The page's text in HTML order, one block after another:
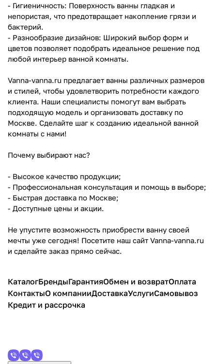
- Гигиеничность: Поверхность ванны гладкая и
непористая, что предотвращает накопление грязи и
бактерий.
- Разнообразие дизайнов: Широкий выбор форм и
цветов позволяет подобрать идеальное решение под
любой интерьер ванной комнаты.
Vanna-vanna.ru предлагает ванны различных размеров
и стилей, чтобы удовлетворить потребности каждого
клиента. Наши специалисты помогут вам выбрать
подходящую модель и организовать доставку по
Москве. Сделайте шаг к созданию идеальной ванной
комнаты с нами!
Почему выбирают нас?
- Высокое качество продукции;
- Профессиональная консультация и помощь в выборе;
- Быстрая доставка по Москве;
- Доступные цены и акции.
Не упустите возможность приобрести ванну своей
мечты уже сегодня! Посетите наш сайт Vanna-vanna.ru
и сделайте заказ прямо сейчас.
КаталогБрендыГарантияОбмен и возвратОплата
КонтактыО компанииДоставкаУслугиСамовывоз
Кредит и рассрочка